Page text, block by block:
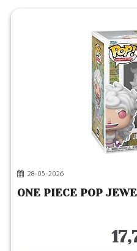
Produits Dérivés
Badges et pin's(4)
28-05-2026
ONE PIECE POP